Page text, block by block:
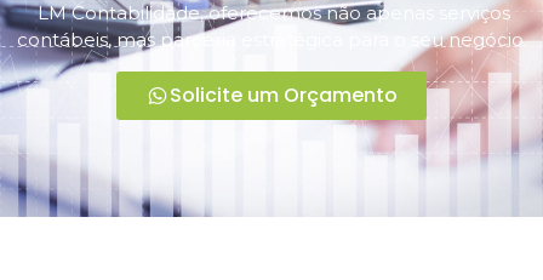
LM Contabilidade, oferecemos não apenas serviços
contábeis, mas parceria estratégica para o seu negócio.
Solicite um Orçamento